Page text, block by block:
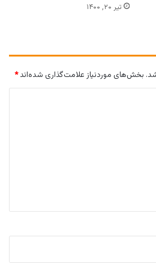
تیر ۲۰, ۱۴۰۰
بخش‌های موردنیاز علامت‌گذاری شده‌اند*